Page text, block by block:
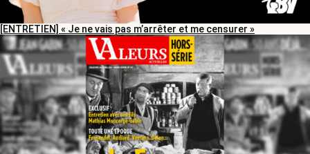
[ENTRETIEN] « Je ne vais pas m’arrêter et me censurer »